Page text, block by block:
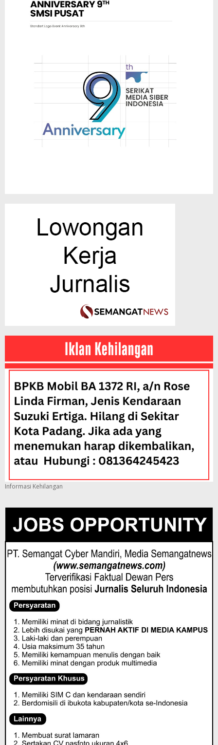
Informasi Kehilangan